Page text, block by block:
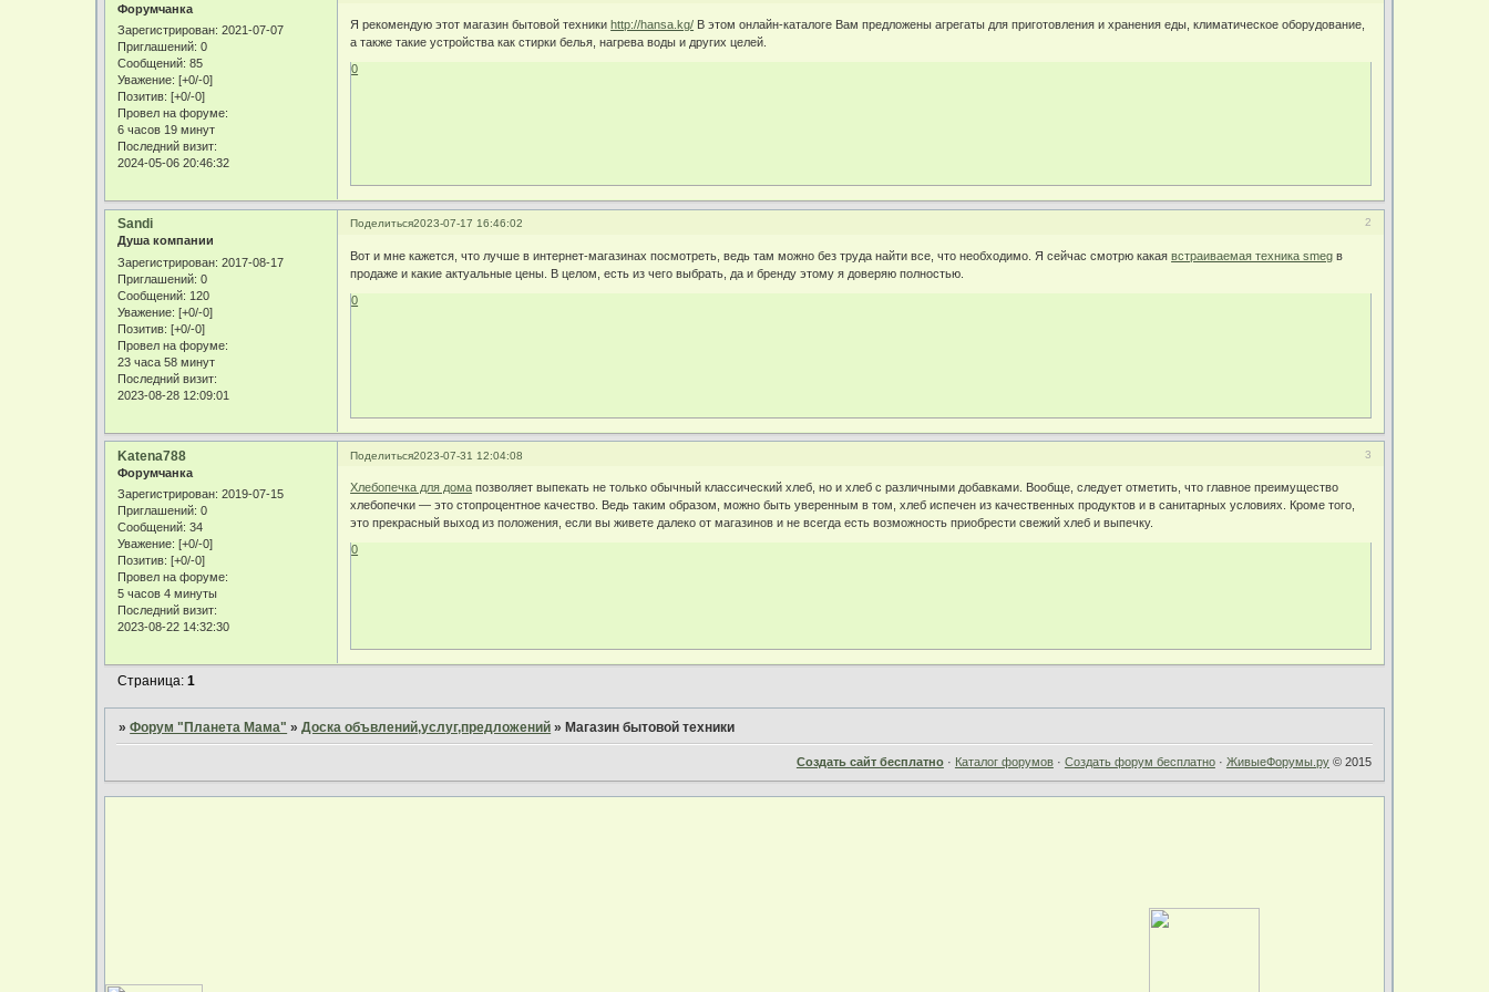
Форумчанка
Зарегистрирован: 2021-07-07
Приглашений: 0
Сообщений: 85
Уважение: [+0/-0]
Позитив: [+0/-0]
Провел на форуме:
6 часов 19 минут
Последний визит:
2024-05-06 20:46:32
Я рекомендую этот магазин бытовой техникиhttp://hansa.kg/ В этом онлайн-каталоге Вам предложены агрегаты для приготовления и хранения еды, климатическое оборудование,
а также такие устройства как стирки белья, нагрева воды и других целей.
0
Поделиться 2
2023-07-17 16:46:02
Sandi
Душа компании
Зарегистрирован: 2017-08-17
Приглашений: 0
Сообщений: 120
Уважение: [+0/-0]
Позитив: [+0/-0]
Провел на форуме:
23 часа 58 минут
Последний визит:
2023-08-28 12:09:01
Вот и мне кажется, что лучше в интернет-магазинах посмотреть, ведь там можно без труда найти все, что необходимо. Я сейчас смотрю какаявстраиваемая техника smeg в
продаже и какие актуальные цены. В целом, есть из чего выбрать, да и бренду этому я доверяю полностью.
0
Поделиться 3
2023-07-31 12:04:08
Katena788
Форумчанка
Зарегистрирован: 2019-07-15
Приглашений: 0
Сообщений: 34
Уважение: [+0/-0]
Позитив: [+0/-0]
Провел на форуме:
5 часов 4 минуты
Последний визит:
2023-08-22 14:32:30
Хлебопечка для дома позволяет выпекать не только обычный классический хлеб, но и хлеб с различными добавками. Вообще, следует отметить, что главное преимущество
хлебопечки — это стопроцентное качество. Ведь таким образом, можно быть уверенным в том, хлеб испечен из качественных продуктов и в санитарных условиях. Кроме того,
это прекрасный выход из положения, если вы живете далеко от магазинов и не всегда есть возможность приобрести свежий хлеб и выпечку.
0
Страница:1
»Форум "Планета Мама" »Доска объвлений,услуг,предложений »Магазин бытовой техники
Создать сайт бесплатно· Каталог форумов· Создать форум бесплатно· ЖивыеФорумы.ру© 2015